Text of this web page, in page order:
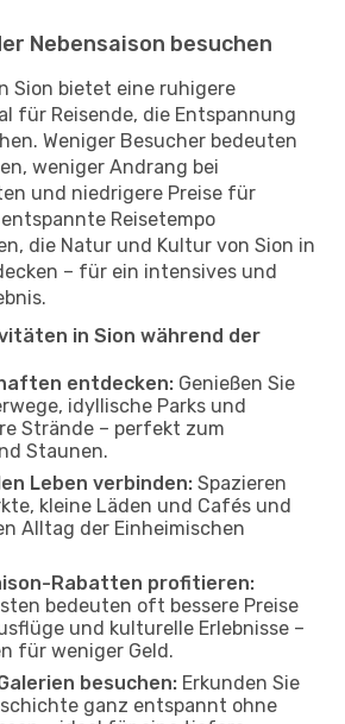
Nebensaison besuchen
Sion bietet eine ruhigere
für Reisende, die Entspannung
Weniger Besucher bedeuten
weniger Andrang bei
und niedrigere Preise für
Reisetempo
die Natur und Kultur von Sion in
– für ein intensives und
in Sion während der
entdecken: Genießen Sie
idyllische Parks und
Strände – perfekt zum
Staunen.
Leben verbinden: Spazieren
kleine Läden und Cafés und
Alltag der Einheimischen
Rabatten profitieren:
bedeuten oft bessere Preise
und kulturelle Erlebnisse –
für weniger Geld.
besuchen: Erkunden Sie
ganz entspannt ohne